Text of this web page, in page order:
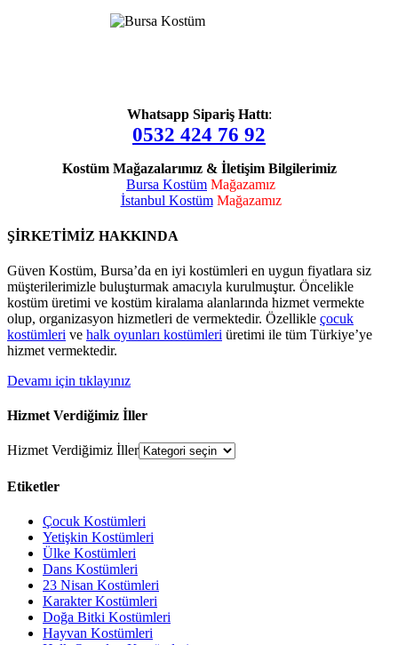
Whatsapp Sipariş Hattı:
0532 424 76 92
Kostüm Mağazalarımız & İletişim Bilgilerimiz
Bursa Kostüm Mağazamız
İstanbul Kostüm Mağazamız
ŞİRKETİMİZ HAKKINDA
Güven Kostüm, Bursa’da en iyi kostümleri en uygun fiyatlara siz
müşterilerimizle buluşturmak amacıyla kurulmuştur. Öncelikle
kostüm üretimi ve kostüm kiralama alanlarında hizmet vermekte
olup, organizasyon hizmetleri de vermektedir. Özellikle çocuk
kostümleri ve halk oyunları kostümleri üretimi ile tüm Türkiye’ye
hizmet vermektedir.
Devamı için tıklayınız
Hizmet Verdiğimiz İller
Hizmet Verdiğimiz İller
Etiketler
Çocuk Kostümleri
Yetişkin Kostümleri
Ülke Kostümleri
Dans Kostümleri
23 Nisan Kostümleri
Karakter Kostümleri
Doğa Bitki Kostümleri
Hayvan Kostümleri